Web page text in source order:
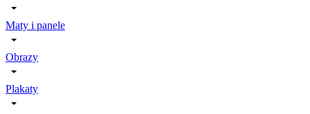
Maty i panele
Obrazy
Plakaty